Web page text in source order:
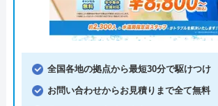
全国各地の拠点から最短30分で駆けつけ
お問い合わせからお見積りまで全て無料